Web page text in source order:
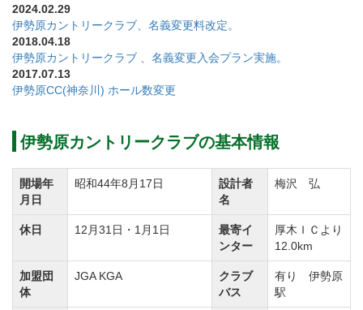
【OUTコース】全長3,117ヤード。
ひな段状に配されたコース。豪快な打ち下ろしが楽し
めます。
砲台グリーン、林越えなど変化に富んだ造り。
ースです。
平成27年2月2日、経営会社の東海開発（株）が東京地
裁へ民事再生手続開始を申請し、同日保全命令を受け
現在はＰＧＭの運営です。
名義変更料を下記のとおり改定します。
①実施：令和6年4月1日受付分より
②名義変更料
2024.02.29
伊勢原カントリークラブ、名義変更料改定。
2018.04.18
伊勢原カントリークラブ 、名義変更入会プラン実施。
2017.07.13
伊勢原CC(神奈川) ホール数変更
伊勢原カントリークラブの基本情報
開場年
月日
昭和44年8月17日
設計者
名
梅沢 弘
休日 12月31日・1月1日
最寄イ
ンター
厚木ＩＣより
12.0km
加盟団
体
JGA KGA
クラブ
バス
有り 伊勢原
駅